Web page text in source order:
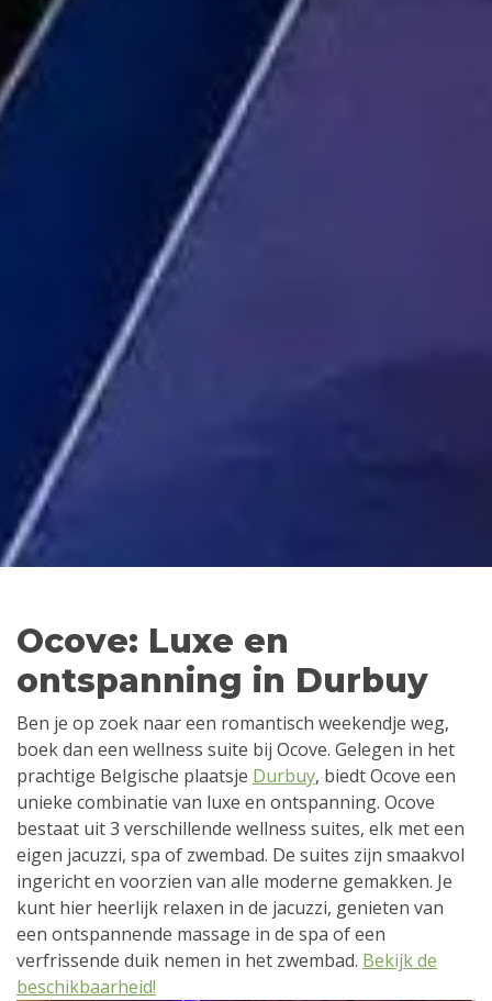
Ocove: Luxe en
ontspanning in Durbuy
Ben je op zoek naar een romantisch weekendje weg,
boek dan een wellness suite bij Ocove. Gelegen in het
prachtige Belgische plaatsje Durbuy, biedt Ocove een
unieke combinatie van luxe en ontspanning. Ocove
bestaat uit 3 verschillende wellness suites, elk met een
eigen jacuzzi, spa of zwembad. De suites zijn smaakvol
ingericht en voorzien van alle moderne gemakken. Je
kunt hier heerlijk relaxen in de jacuzzi, genieten van
een ontspannende massage in de spa of een
verfrissende duik nemen in het zwembad. Bekijk de
beschikbaarheid!